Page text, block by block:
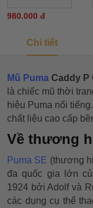
980.000 đ
Chi tiết
Mũ Puma Caddy P
là chiếc mũ thời
hiệu Puma nổi
chất liệu cao cấp
Về thương
Puma SE (thương
đa quốc gia lớn
1924 bởi Adolf và
các dụng cụ thể